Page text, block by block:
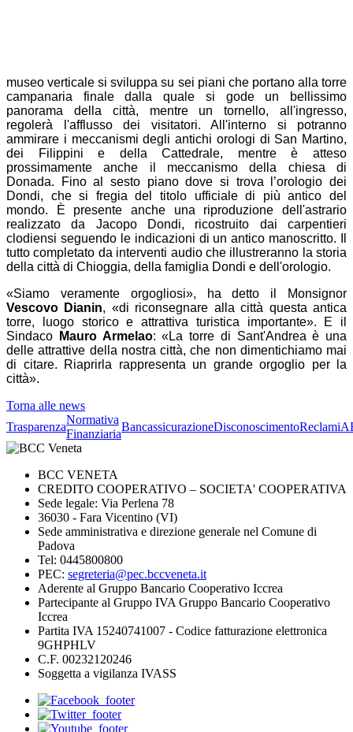
museo verticale si sviluppa su sei piani che portano alla torre
campanaria finale dalla quale si gode un bellissimo
panorama della città, mentre un tornello, all'ingresso,
regolerà l'afflusso dei visitatori. All'interno si potranno
ammirare i meccanismi degli antichi orologi di San Martino,
dei Filippini e della Cattedrale, mentre è atteso
prossimamente anche il meccanismo della chiesa di
Donada. Fino al sesto piano dove si trova l’orologio dei
Dondi, che si fregia del titolo ufficiale di più antico del
mondo. È presente anche una riproduzione dell'astrario
realizzato da Jacopo Dondi, ricostruito dai carpentieri
clodiensi seguendo le indicazioni di un antico manoscritto. Il
tutto completato da interventi audio che illustreranno la storia
della città di Chioggia, della famiglia Dondi e dell'orologio.
«Siamo veramente orgogliosi», ha detto il Monsignor
Vescovo Dianin, «di riconsegnare alla città questa antica
torre, luogo storico e attrattiva turistica importante». E il
Sindaco
Mauro Armelao: «La torre di Sant'Andrea è una
delle attrattive della nostra città, che non dimentichiamo mai
di citare. Riaprirla rappresenta un grande orgoglio per la
città».
Torna alle news
Trasparenza
Normativa
Finanziaria
BancassicurazioneDisconoscimentoReclami
BCC VENETA
CREDITO COOPERATIVO – SOCIETA' COOPERATIVA
Sede legale: Via Perlena 78
36030 - Fara Vicentino (VI)
Sede amministrativa e direzione generale nel Comune di
Padova
Tel: 0445800800
PEC: segreteria@pec.bccveneta.it
Aderente al Gruppo Bancario Cooperativo Iccrea
Partecipante al Gruppo IVA Gruppo Bancario Cooperativo
Iccrea
Partita IVA 15240741007 - Codice fatturazione elettronica
9GHPHLV
C.F. 00232120246
Soggetta a vigilanza IVASS